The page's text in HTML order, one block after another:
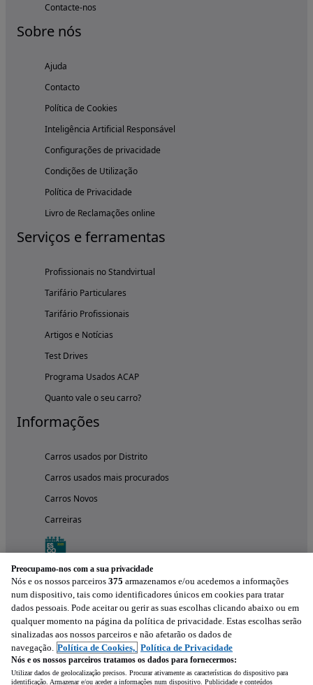
Contacte-nos
Sobre nós
Ajuda
Contacto
Política de Cookies
Inteligência Artificial Responsável
Configurações de privacidade
Condições de Utilização
Política de Privacidade
Livro de Reclamações online
Serviços e ferramentas
Profissionais no Standvirtual
Tarifário Particulares
Tarifário Profissionais
Artigos e Notícias
Test Drives
Programa Usados ACAP
Quanto vale o seu carro?
Informações
Carros usados por Distrito
Carros usados mais procurados
Carros Novos
Carreiras
Experimenta a aplicação
Preocupamo-nos com a sua privacidade
Nós e os nossos parceiros 375 armazenamos e/ou acedemos a informações
num dispositivo, tais como identificadores únicos em cookies para tratar
dados pessoais. Pode aceitar ou gerir as suas escolhas clicando abaixo ou em
qualquer momento na página da política de privacidade. Estas escolhas serão
sinalizadas aos nossos parceiros e não afetarão os dados de
navegação. Política de Cookies, Política de Privacidade
Nós e os nossos parceiros tratamos os dados para fornecermos:
Utilizar dados de geolocalização precisos. Procurar ativamente as características do dispositivo para
identificação. Armazenar e/ou aceder a informações num dispositivo. Publicidade e conteúdos